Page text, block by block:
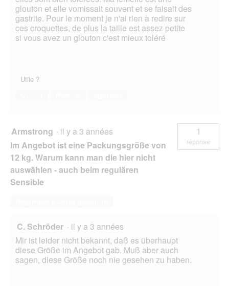
glouton et elle vomissait souvent et se faisait des
gastrite. Pour le moment je n'ai rien à redire sur
ces croquettes, de plus la taille est assez petite
si vous avez un glouton c'est mieux toléré
Utile ?
Armstrong · il y a 3 années
Im Angebot ist eine Packungsgröße von
12 kg. Warum kann man die hier nicht
auswählen - auch beim regulären
Sensible
1
réponse
C. Schröder · il y a 3 années
Mir ist leider nicht bekannt, daß es überhaupt
diese Größe im Angebot gab. Muß aber auch
sagen, diese Größe noch nie gesehen zu haben.